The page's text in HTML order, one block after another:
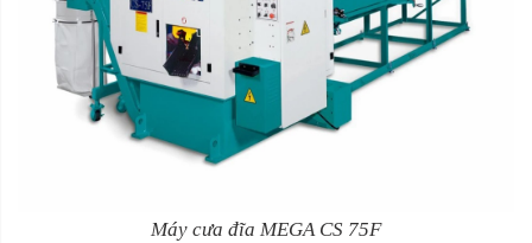
Máy cưa đĩa MEGA CS 75F